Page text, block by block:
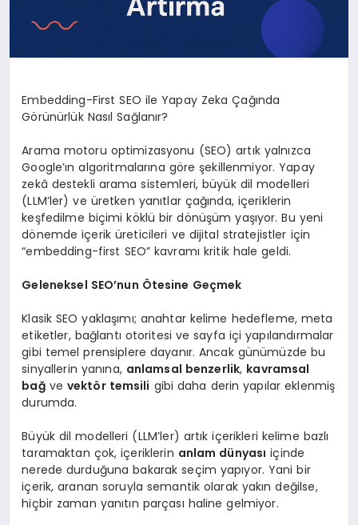
Embedding-First SEO ile Yapay Zeka Çağında
Görünürlük Nasıl Sağlanır?
Arama motoru optimizasyonu (SEO) artık yalnızca
Google’ın algoritmalarına göre şekillenmiyor. Yapay
zekâ destekli arama sistemleri, büyük dil modelleri
(LLM’ler) ve üretken yanıtlar çağında, içeriklerin
keşfedilme biçimi köklü bir dönüşüm yaşıyor. Bu yeni
dönemde içerik üreticileri ve dijital stratejistler için
“embedding-first SEO” kavramı kritik hale geldi.
Geleneksel SEO’nun Ötesine Geçmek
Klasik SEO yaklaşımı; anahtar kelime hedefleme, meta
etiketler, bağlantı otoritesi ve sayfa içi yapılandırmalar
gibi temel prensiplere dayanır. Ancak günümüzde bu
sinyallerin yanına, anlamsal benzerlik, kavramsal
bağve vektör temsili gibi daha derin yapılar eklenmiş
durumda.
Büyük dil modelleri (LLM’ler) artık içerikleri kelime bazlı
taramaktan çok, içeriklerin anlam dünyası içinde
nerede durduğuna bakarak seçim yapıyor. Yani bir
içerik, aranan soruyla semantik olarak yakın değilse,
hiçbir zaman yanıtın parçası haline gelmiyor.